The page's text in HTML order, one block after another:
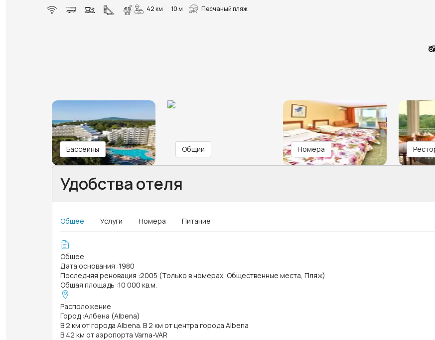
42 км
10 м Песчаный пляж
Бассейны Общий Номера
Удобства отеля
Общее Услуги Номера Питание
Общее
Дата основания :1980
Последняя реновация :2005 (Только в номерах, Общественные места, Пляж)
Общая площадь :10 000 кв.м.
Расположение
Город :Албена (Albena)
В 2 км от города Albena. В 2 км от центра города Albena
В 42 км от аэропорта Varna-VAR